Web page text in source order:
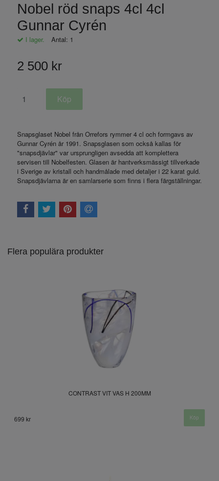
Nobel röd snaps 4cl 4cl
Gunnar Cyrén
I lager. Antal: 1
2 500 kr
Snapsglaset Nobel från Orrefors rymmer 4 cl och formgavs av
Gunnar Cyrén år 1991. Snapsglasen som också kallas för
"snapsdjävlar" var ursprungligen avsedda att komplettera
servisen till Nobelfesten. Glasen är hantverksmässigt tillverkade
i Sverige av kristall och handmålade med detaljer i 22 karat guld.
Snapsdjävlarna är en samlarserie som finns i flera färgställningar.
Flera populära produkter
CONTRAST VIT VAS H 200MM
699 kr